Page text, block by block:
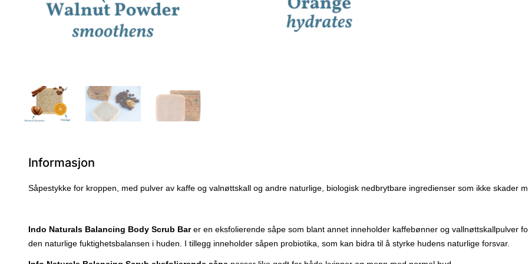
Informasjon
Såpestykke for kroppen, med pulver av kaffe og valnøttskall og andre naturlige, biologisk nedbrytbare ingredienser som ikke skader
Indo Naturals Balancing Body Scrub Barer en eksfolierende såpe som blant annet inneholder kaffebønner og vallnøttskallpulver
den naturlige fuktighetsbalansen i huden. I tillegg inneholder såpen probiotika, som kan bidra til å styrke hudens naturlige forsvar.